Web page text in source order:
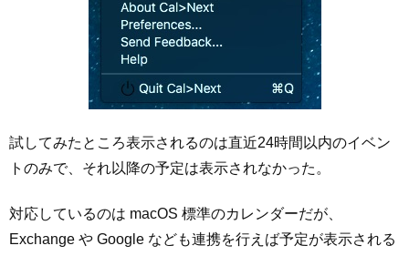
試してみたところ表示されるのは直近24時間以内のイベン
トのみで、それ以降の予定は表示されなかった。
対応しているのは macOS 標準のカレンダーだが、
Exchange や Google なども連携を行えば予定が表示される